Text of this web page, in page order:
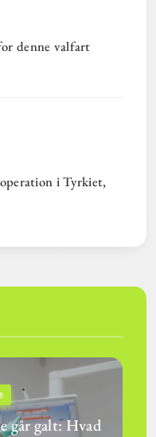
denne valfart
i Tyrkiet,
går galt: Hvad